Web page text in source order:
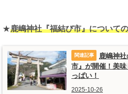
★鹿嶋神社『福結び市』について
鹿嶋神
市』が開催！美
っぱい！
2025-10-26